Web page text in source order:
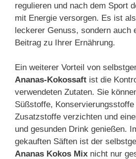
regulieren und nach dem Sport
mit Energie versorgen. Es ist
leckerer Genuss, sondern auch
Beitrag zu Ihrer Ernährung.
Ein weiterer Vorteil von
Ananas-Kokossaft ist die
verwendeten Zutaten. Sie
Süßstoffe, Konservierungsstoffe
Zusatzstoffe verzichten und
und gesunden Drink genießen.
gekauften Säften ist der
Ananas Kokos Mix nicht nur